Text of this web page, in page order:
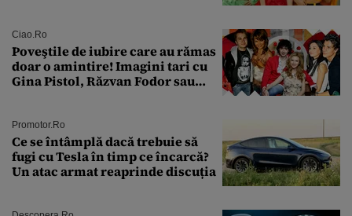
Ciao.ro
Poveştile de iubire care au rămas
doar o amintire! Imagini tari cu
Gina Pistol, Răzvan Fodor sau
Promotor.ro
Ce se întâmplă dacă trebuie să
fugi cu Tesla în timp ce încarcă?
Un atac armat reaprinde discuția